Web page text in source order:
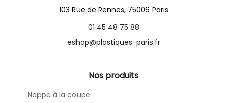
103 Rue de Rennes, 75006 Paris
01 45 48 75 88
eshop@plastiques-paris.fr
Nos produits
Nappe à la coupe